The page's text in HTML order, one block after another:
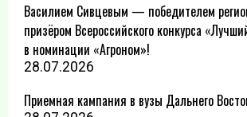
Василием Сивцевым — победителем
призёром Всероссийского конкурса
в номинации «Агроном»!
28.07.2026
Приемная кампания в вузы Дальнего